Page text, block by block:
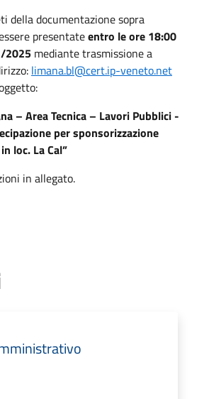
della documentazione sopra
presentateentro le ore 18:00
2025 mediante trasmissione a
limana.bl@cert.ip-veneto.net
– Area Tecnica – Lavori Pubblici -
per sponsorizzazione
loc. La Cal”
in allegato.